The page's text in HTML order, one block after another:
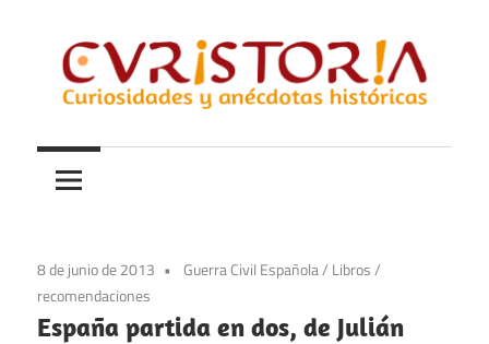
contenido
Curistoria
y
anécdotas
historia
8 de junio de 2013 Guerra Civil Española/ Libros/
recomendaciones
España partida en dos, de Julián